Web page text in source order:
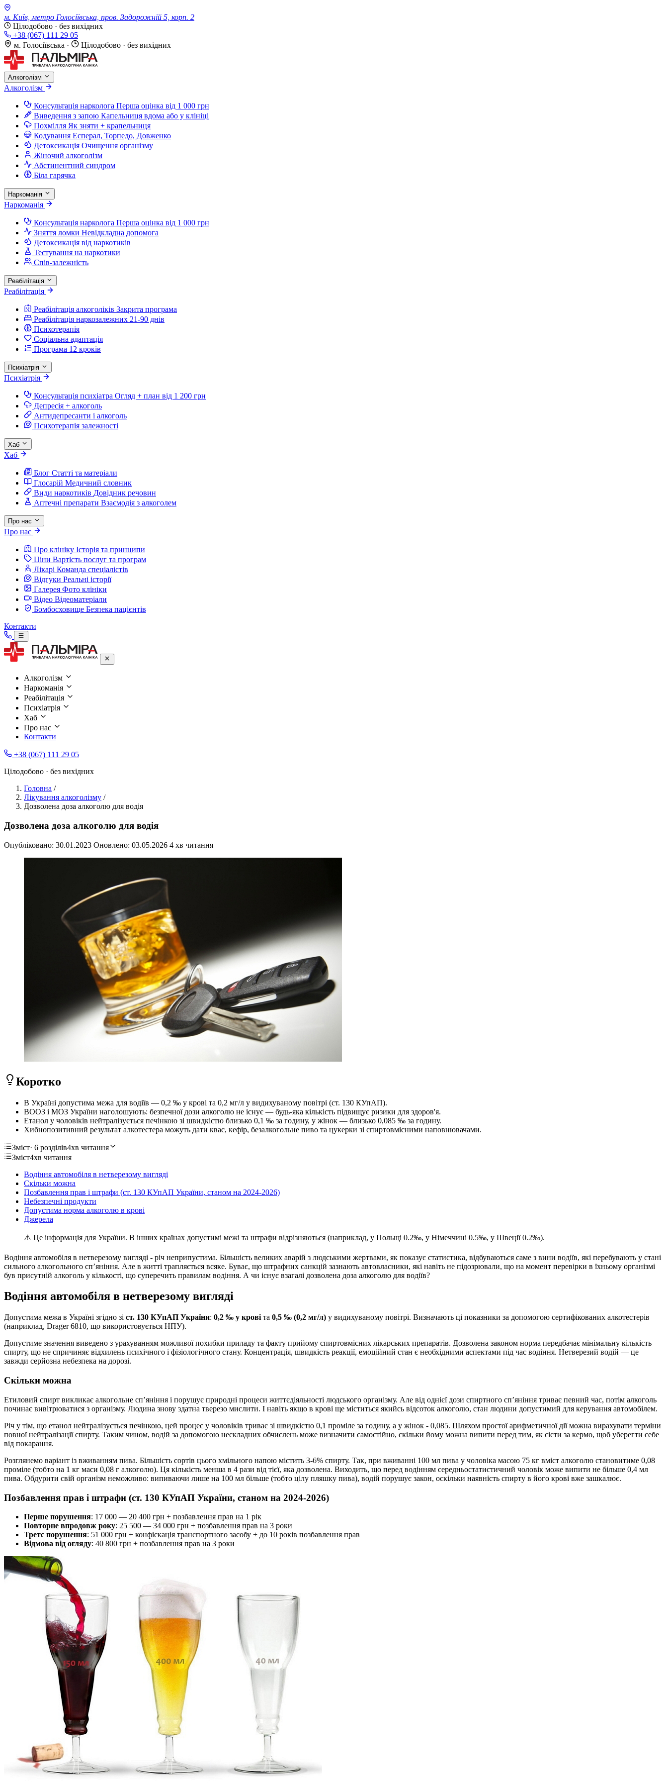
м. Київ, метро Голосіївська, пров. Задорожній 5, корп. 2
Цілодобово · без вихідних
+38 (067) 111 29 05
м. Голосіївська · Цілодобово · без вихідних
Алкоголізм
Алкоголізм
Консультація нарколога Перша оцінка від 1 000 грн
Виведення з запою Капельниця вдома або у клініці
Похмілля Як зняти + крапельниця
Кодування Есперал, Торпедо, Довженко
Детоксикація Очищення організму
Жіночий алкоголізм
Абстинентний синдром
Біла гарячка
Наркоманія
Наркоманія
Консультація нарколога Перша оцінка від 1 000 грн
Зняття ломки Невідкладна допомога
Детоксикація від наркотиків
Тестування на наркотики
Спів-залежність
Реабілітація
Реабілітація
Реабілітація алкоголіків Закрита програма
Реабілітація наркозалежних 21-90 днів
Психотерапія
Соціальна адаптація
Програма 12 кроків
Психіатрія
Психіатрія
Консультація психіатра Огляд + план від 1 200 грн
Депресія + алкоголь
Антидепресанти і алкоголь
Психотерапія залежності
Хаб
Хаб
Блог Статті та матеріали
Глосарій Медичний словник
Види наркотиків Довідник речовин
Аптечні препарати Взаємодія з алкоголем
Про нас
Про нас
Про клініку Історія та принципи
Ціни Вартість послуг та програм
Лікарі Команда спеціалістів
Відгуки Реальні історії
Галерея Фото клініки
Відео Відеоматеріали
Бомбосховище Безпека пацієнтів
Контакти
Алкоголізм
Наркоманія
Реабілітація
Психіатрія
Хаб
Про нас
Контакти
+38 (067) 111 29 05
Цілодобово · без вихідних
Головна /
Лікування алкоголізму /
Дозволена доза алкоголю для водія
Дозволена доза алкоголю для водія
Опубліковано: 30.01.2023 Оновлено: 03.05.2026 4 хв читання
Коротко
В Україні допустима межа для водіїв — 0,2 ‰ у крові та 0,2 мг/л у видихуваному повітрі (ст. 130 КУпАП).
ВООЗ і МОЗ України наголошують: безпечної дози алкоголю не існує — будь-яка кількість підвищує ризики для здоров'я.
Етанол у чоловіків нейтралізується печінкою зі швидкістю близько 0,1 ‰ за годину, у жінок — близько 0,085 ‰ за годину.
Хибнопозитивний результат алкотестера можуть дати квас, кефір, безалкогольне пиво та цукерки зі спиртовмісними наповнювачами.
Зміст· 6 розділів4хв читання
Зміст4хв читання
Водіння автомобіля в нетверезому вигляді
Скільки можна
Позбавлення прав і штрафи (ст. 130 КУпАП України, станом на 2024-2026)
Небезпечні продукти
Допустима норма алкоголю в крові
Джерела
⚠️ Це інформація для України. В інших країнах допустимі межі та штрафи відрізняються (наприклад, у Польщі 0.2‰, у Німеччині 0.5‰, у Швеції 0.2‰).
Водіння автомобіля в нетверезому вигляді - річ неприпустима. Більшість великих аварій з людськими жертвами, як показує статистика, відбуваються саме з вини водіїв, які перебувають у стані
сильного алкогольного сп’яніння. Але в житті трапляється всяке. Буває, що штрафних санкцій зазнають автовласники, які навіть не підозрювали, що на момент перевірки в їхньому організмі
був присутній алкоголь у кількості, що суперечить правилам водіння. А чи існує взагалі дозволена доза алкоголю для водіїв?
Водіння автомобіля в нетверезому вигляді
Допустима межа в Україні згідно зі ст. 130 КУпАП України: 0,2 ‰ у крові та 0,5 ‰ (0,2 мг/л) у видихуваному повітрі. Визначають ці показники за допомогою сертифікованих алкотестерів
(наприклад, Drager 6810, що використовується НПУ).
Допустиме значення виведено з урахуванням можливої похибки приладу та факту прийому спиртовмісних лікарських препаратів. Дозволена законом норма передбачає мінімальну кількість
спирту, що не спричиняє відхилень психічного і фізіологічного стану. Концентрація, швидкість реакції, емоційний стан є необхідними аспектами під час водіння. Нетверезий водій — це
завжди серйозна небезпека на дорозі.
Скільки можна
Етиловий спирт викликає алкогольне сп’яніння і порушує природні процеси життєдіяльності людського організму. Але від однієї дози спиртного сп’яніння триває певний час, потім алкоголь
починає вивітрюватися з організму. Людина знову здатна тверезо мислити. І навіть якщо в крові ще міститься якийсь відсоток алкоголю, стан людини допустимий для керування автомобілем.
Річ у тім, що етанол нейтралізується печінкою, цей процес у чоловіків триває зі швидкістю 0,1 проміле за годину, а у жінок - 0,085. Шляхом простої арифметичної дії можна вирахувати терміни
повної нейтралізації спирту. Таким чином, водій за допомогою нескладних обчислень може визначити самостійно, скільки йому можна випити перед тим, як сісти за кермо, щоб уберегти себе
від покарання.
Розглянемо варіант із вживанням пива. Більшість сортів цього хмільного напою містить 3-6% спирту. Так, при вживанні 100 мл пива у чоловіка масою 75 кг вміст алкоголю становитиме 0,08
проміле (тобто на 1 кг маси 0,08 г алкоголю). Ця кількість менша в 4 рази від тієї, яка дозволена. Виходить, що перед водінням середньостатистичний чоловік може випити не більше 0,4 мл
пива. Обдурити свій організм неможливо: випиваючи лише на 100 мл більше (тобто цілу пляшку пива), водій порушує закон, оскільки наявність спирту в його крові вже зашкалює.
Позбавлення прав і штрафи (ст. 130 КУпАП України, станом на 2024-2026)
Перше порушення: 17 000 — 20 400 грн + позбавлення прав на 1 рік
Повторне впродовж року: 25 500 — 34 000 грн + позбавлення прав на 3 роки
Третє порушення: 51 000 грн + конфіскація транспортного засобу + до 10 років позбавлення прав
Відмова від огляду: 40 800 грн + позбавлення прав на 3 роки